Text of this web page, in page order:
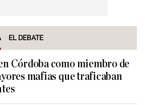
EL DEBATE
Córdoba como miembro de
mafias que traficaban